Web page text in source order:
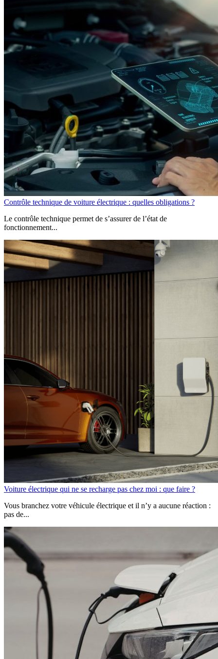
Contrôle technique de voiture électrique : quelles obligations ?
Le contrôle technique permet de s’assurer de l’état de
fonctionnement...
Voiture électrique qui ne se recharge pas chez moi : que faire ?
Vous branchez votre véhicule électrique et il n’y a aucune réaction :
pas de...